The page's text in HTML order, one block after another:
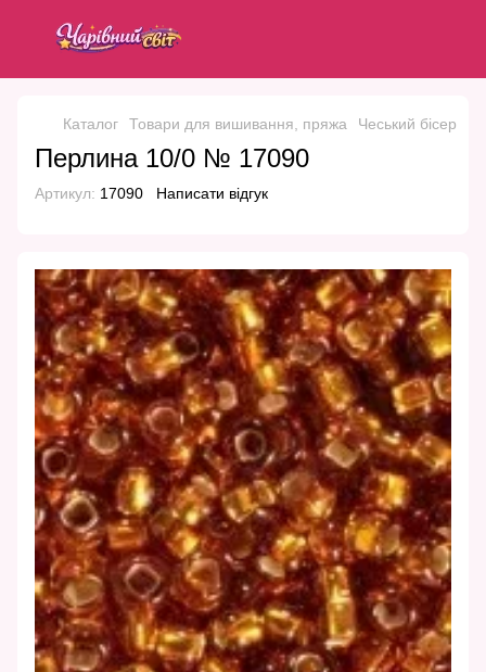
Каталог Товари для вишивання, пряжа Чеський бісер
Перлина 10/0 № 17090
Артикул: 17090 Написати відгук